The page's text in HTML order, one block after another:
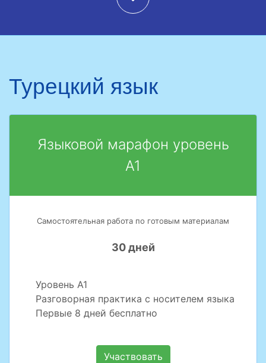
Турецкий язык
Языковой марафон уровень
А1
Самостоятельная работа по готовым материалам
30 дней
Уровень А1
Разговорная практика с носителем языка
Первые 8 дней бесплатно
Участвовать